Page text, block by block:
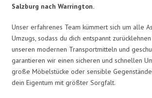
Salzburg nach Warrington.
Unser erfahrenes Team kümmert sich um alle
Umzugs, sodass du dich entspannt
unseren modernen Transportmitteln und
garantieren wir einen sicheren und schnellen
große Möbelstücke oder sensible
dein Eigentum mit größter Sorgfalt.